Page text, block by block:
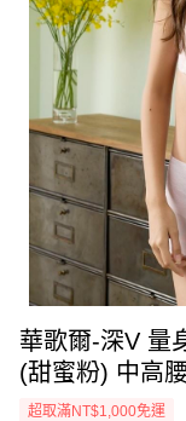
華歌爾-深V 量
(甜蜜粉) 中高
超取滿NT$1,000免運